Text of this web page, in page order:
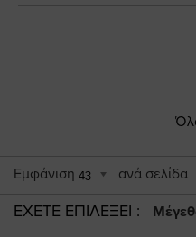
Εμφάνιση 43 ανά σελίδα
ΕΧΕΤΕ ΕΠΙΛΕΞΕΙ